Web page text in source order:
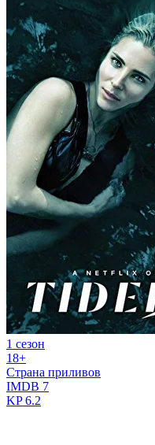
1 сезон
18+
Страна приливов
IMDB 7
KP6.2